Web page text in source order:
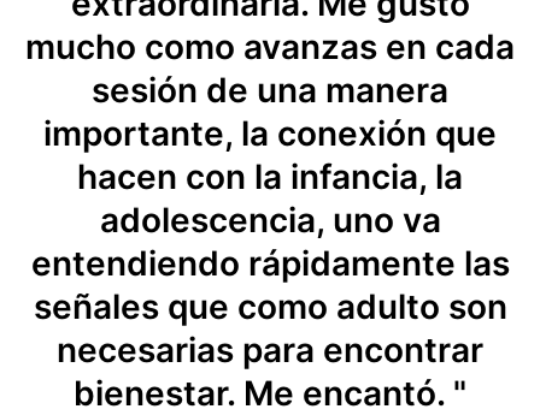
mucho como avanzas en cada
sesión de una manera
importante, la conexión que
hacen con la infancia, la
adolescencia, uno va
entendiendo rápidamente las
señales que como adulto son
necesarias para encontrar
bienestar. Me encantó. "